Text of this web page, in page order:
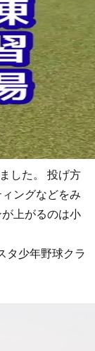
した。 投げ方
ングなどをみ
上がるのは小
タ少年野球クラ